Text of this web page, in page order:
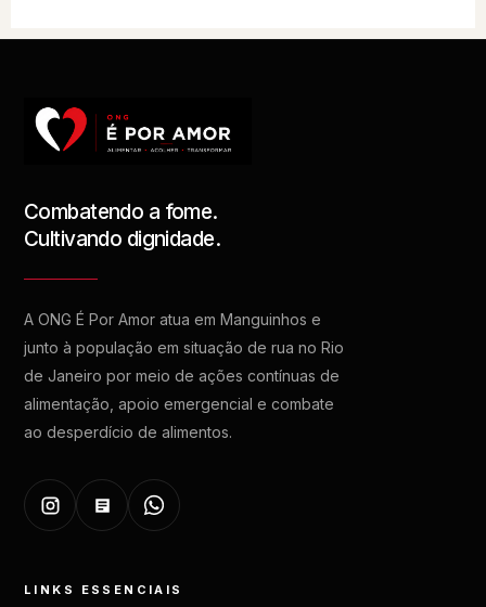
Combatendo a fome.
Cultivando dignidade.
A ONG É Por Amor atua em Manguinhos e
junto à população em situação de rua no Rio
de Janeiro por meio de ações contínuas de
alimentação, apoio emergencial e combate
ao desperdício de alimentos.
LINKS ESSENCIAIS